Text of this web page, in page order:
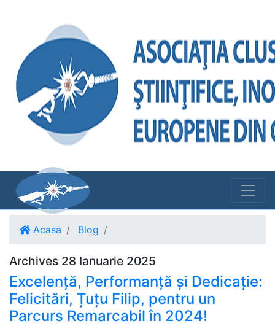
Acasa Blog
Archives 28 Ianuarie 2025
Excelență, Performanță și Dedicație:
Felicitări, Țuțu Filip, pentru un
Parcurs Remarcabil în 2024!